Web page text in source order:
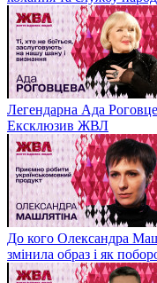
Легендарна Ада
Ексклюзив ЖВЛ
До кого Олександра
змінила образ і як